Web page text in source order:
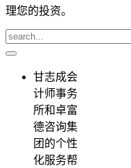
理您的投资。
甘志成会
计师事务
所和卓富
德咨询集
团的个性
化服务帮